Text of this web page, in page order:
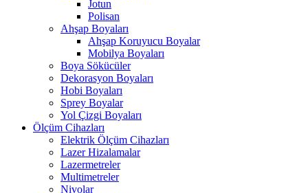
Jotun
Polisan
Ahşap Boyaları
Ahşap Koruyucu Boyalar
Mobilya Boyaları
Boya Sökücüler
Dekorasyon Boyaları
Hobi Boyaları
Sprey Boyalar
Yol Çizgi Boyaları
Ölçüm Cihazları
Elektrik Ölçüm Cihazları
Lazer Hizalamalar
Lazermetreler
Multimetreler
Nivolar